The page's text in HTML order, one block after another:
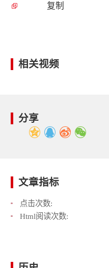
复制
相关视频
分享
文章指标
点击次数:
Html阅读次数: